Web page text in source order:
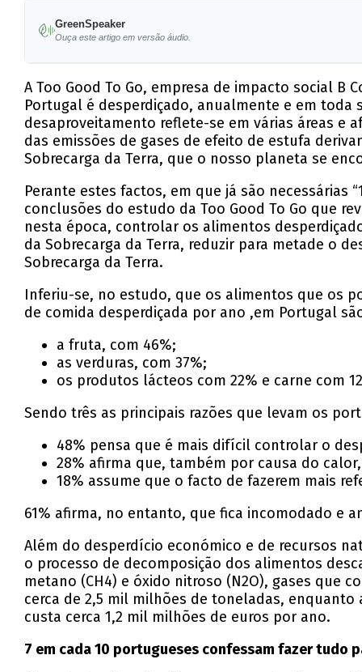
GreenSpeaker
Ouça este artigo em versão áudio.
A Too Good To Go, empresa de impacto social
Portugal é desperdiçado, anualmente e em toda
desaproveitamento reflete-se em várias áreas e
das emissões de gases de efeito de estufa
Sobrecarga da Terra, que o nosso planeta se
Perante estes factos, em que já são necessárias
conclusões do estudo da Too Good To Go que
nesta época, controlar os alimentos
da Sobrecarga da Terra, reduzir para metade o
Sobrecarga da Terra.
Inferiu-se, no estudo, que os alimentos que os
de comida desperdiçada por ano ,em Portugal
a fruta, com 46%;
as verduras, com 37%;
os produtos lácteos com 22% e carne com
Sendo três as principais razões que levam os
48% pensa que é mais difícil controlar o
28% afirma que, também por causa do
18% assume que o facto de fazerem mais
61% afirma, no entanto, que fica incomodado e
Além do desperdício económico e de recursos
o processo de decomposição dos alimentos
metano (CH4) e óxido nitroso (N2O), gases que
cerca de 2,5 mil milhões de toneladas,
custa cerca 1,2 mil milhões de euros por ano.
7 em cada 10 portugueses confessam fazer tudo